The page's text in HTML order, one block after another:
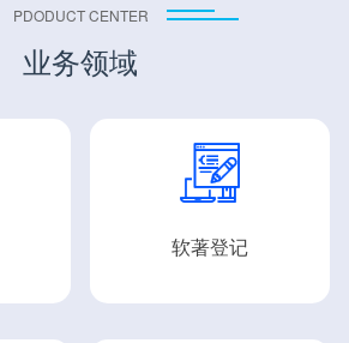
PDODUCT CENTER
业务领域

软著登记